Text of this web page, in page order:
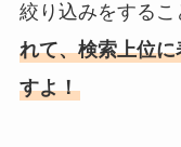
絞り込みをするこ
れて、検索上位
すよ！